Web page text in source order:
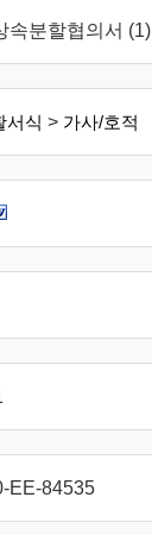
속분할협의서 (1)
서식 > 가사/호적
EE-84535